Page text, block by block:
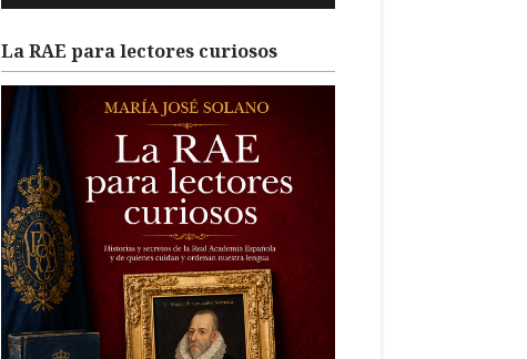
La RAE para lectores curiosos